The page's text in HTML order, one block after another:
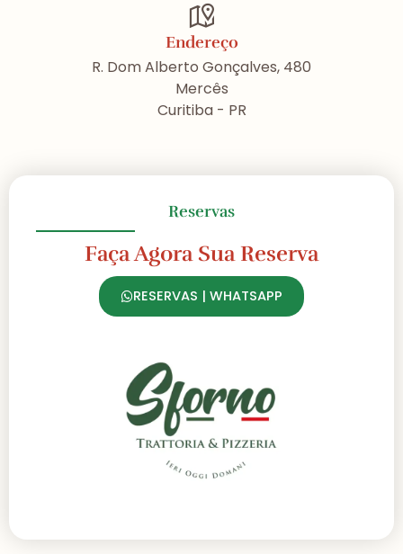
Endereço
R. Dom Alberto Gonçalves, 480
Mercês
Curitiba - PR
Reservas
Faça Agora Sua Reserva
RESERVAS | WHATSAPP